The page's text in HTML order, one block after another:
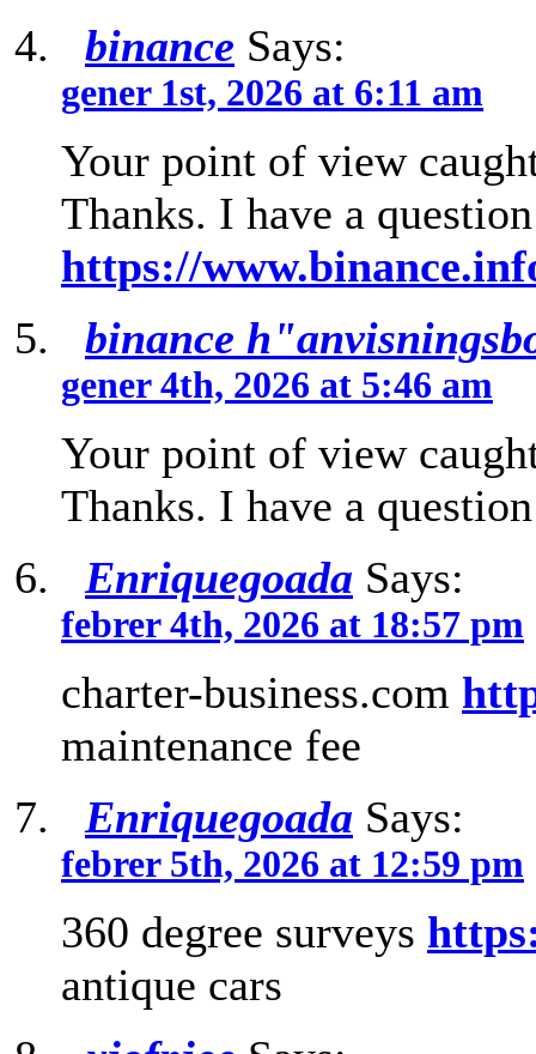
binance Says:
gener 1st, 2026 at 6:11 am
Your point of view
Thanks. I have a
https://
binance
gener 4th, 2026 at 5:46 am
Your point of view
Thanks. I have a
Enriquegoada Says:
febrer 4th, 2026 at 18:57 pm
charter-business.com
maintenance fee
Enriquegoada Says:
febrer 5th, 2026 at 12:59 pm
360 degree surveys
antique cars